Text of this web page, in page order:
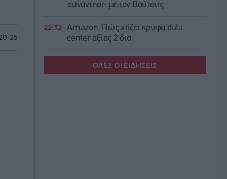
συνάντηση με τον Βούτσιτς
22:32 Amazon: Πώς χτίζει κρυφά data
center αξίας 2 δισ.
ΟΛΕΣ ΟΙ ΕΙΔΗΣΕΙΣ